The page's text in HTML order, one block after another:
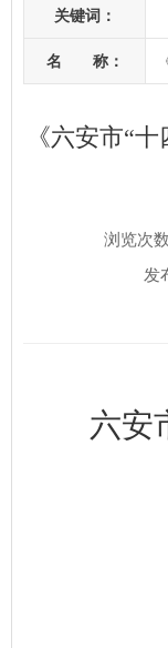
关键词：
名 称：
《六安市“
浏览次数
发
六安